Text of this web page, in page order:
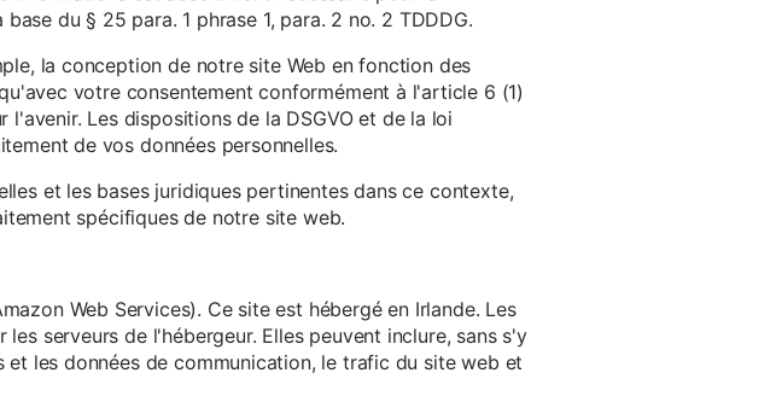
du § 25 para. 1 phrase 1, para. 2 no. 2 TDDDG.
la conception de notre site Web en fonction des
votre consentement conformément à l'article 6 (1)
Les dispositions de la DSGVO et de la loi
de vos données personnelles.
et les bases juridiques pertinentes dans ce contexte,
spécifiques de notre site web.
Web Services). Ce site est hébergé en Irlande. Les
serveurs de l'hébergeur. Elles peuvent inclure, sans s'y
et les données de communication, le trafic du site web et